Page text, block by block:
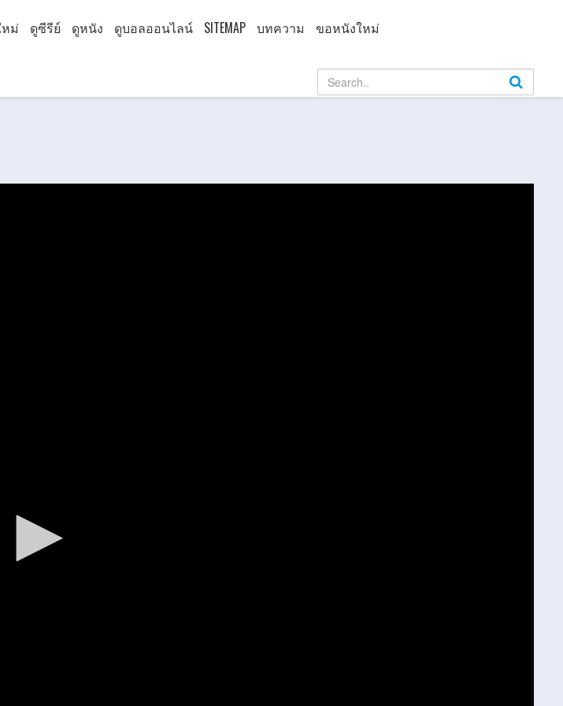
ม่ ดูซีรีย์ ดูหนัง ดูบอลออนไลน์ SITEMAP บทความ ขอหนังใหม่